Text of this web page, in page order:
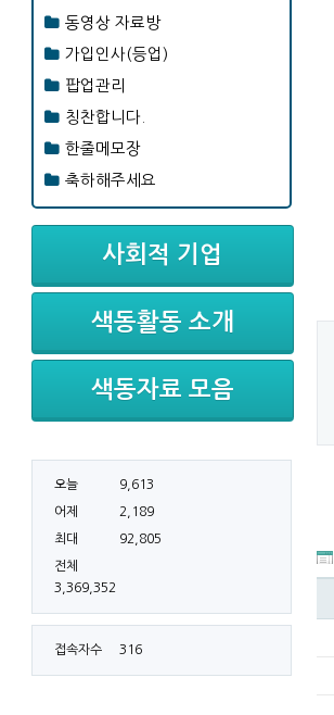
동영상 자료방
가입인사(등업)
팝업관리
칭찬합니다.
한줄메모장
축하해주세요
사회적 기업
색동활동 소개
색동자료 모음
오늘 9,613
어제 2,189
최대 92,805
전체
3,369,352
접속자수 316